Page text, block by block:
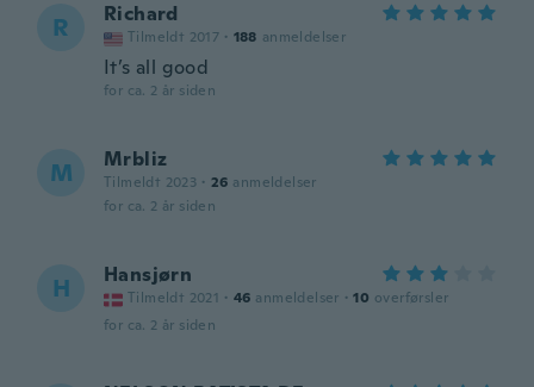
R Richard
Tilmeldt 2017 · 188 anmeldelser
It’s all good
for ca. 2 år siden
M Mrbliz
Tilmeldt 2023 · 26 anmeldelser
for ca. 2 år siden
H Hansjørn
Tilmeldt 2021 · 46 anmeldelser · 10 overførsler
for ca. 2 år siden